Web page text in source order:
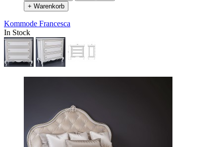
+ Warenkorb
Kommode Francesca
In Stock